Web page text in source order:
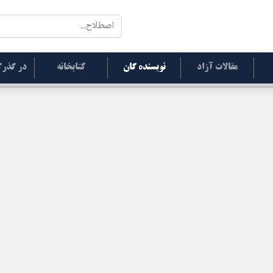
مقالات آزاد نویسنده گان کتابخانه در